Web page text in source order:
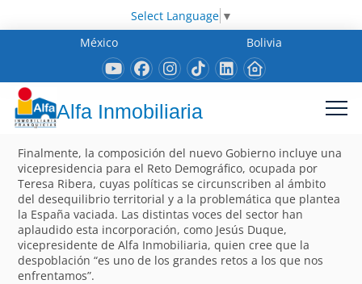
Select Language ▼
México
Bolivia
Alfa Inmobiliaria
Finalmente, la composición del nuevo Gobierno incluye una
vicepresidencia para el Reto Demográfico, ocupada por
Teresa Ribera, cuyas políticas se circunscriben al ámbito
del desequilibrio territorial y a la problemática que plantea
la España vaciada. Las distintas voces del sector han
aplaudido esta incorporación, como Jesús Duque,
vicepresidente de Alfa Inmobiliaria, quien cree que la
despoblación “es uno de los grandes retos a los que nos
enfrentamos”.